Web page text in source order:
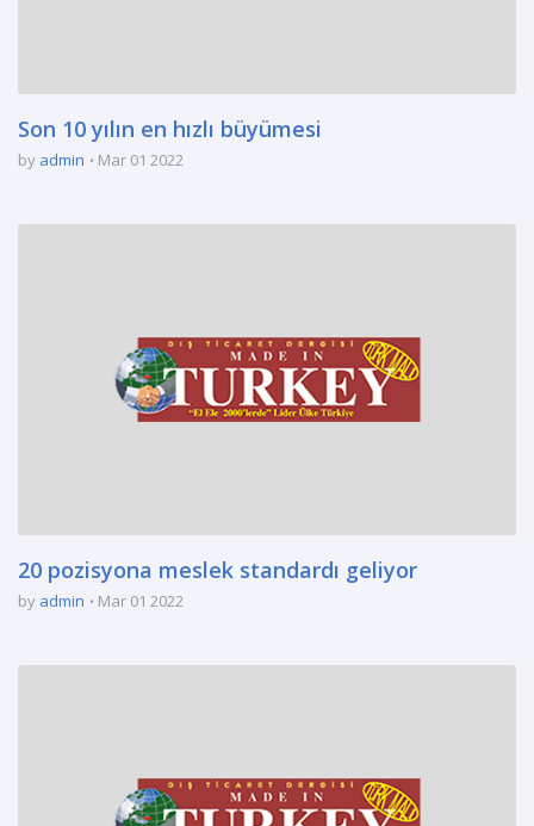
Son 10 yılın en hızlı büyümesi
by admin Mar 01 2022
20 pozisyona meslek standardı geliyor
by admin Mar 01 2022